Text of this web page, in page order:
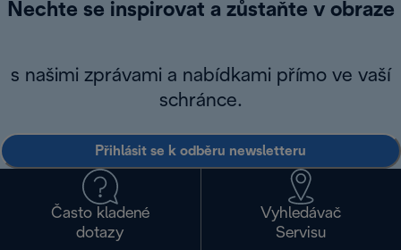
Nechte se inspirovat a zůstaňte v obraze
s našimi zprávami a nabídkami přímo ve vaší
schránce.
Přihlásit se k odběru newsletteru
Často kladené
dotazy
Vyhledávač
Servisu